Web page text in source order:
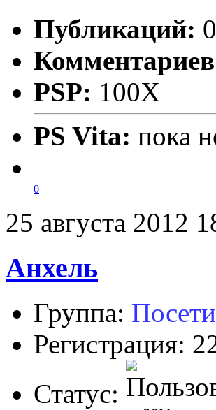
Публикаций: 0
PSP: 100X
PS Vita: пока
0
25 августа 2012
Анхель
Группа:
Регистрация:
Статус: